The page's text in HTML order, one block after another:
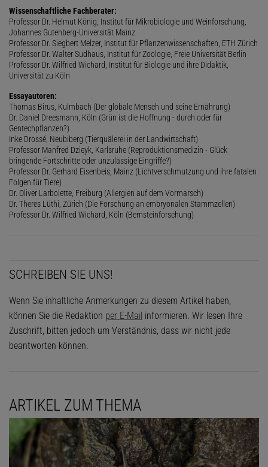
Wissenschaftliche Fachberater:
Professor Dr. Helmut König, Institut für Mikrobiologie und Weinforschung,
Johannes Gutenberg-Universität Mainz
Professor Dr. Siegbert Melzer, Institut für Pflanzenwissenschaften, ETH Zürich
Professor Dr. Walter Sudhaus, Institut für Zoologie, Freie Universität Berlin
Professor Dr. Wilfried Wichard, Institut für Biologie und ihre Didaktik,
Universität zu Köln
Essayautoren:
Thomas Birus, Kulmbach (Der globale Mensch und seine Ernährung)
Dr. Daniel Dreesmann, Köln (Grün ist die Hoffnung - durch oder für
Gentechpflanzen?)
Inke Drossé, Neubiberg (Tierquälerei in der Landwirtschaft)
Professor Manfred Dzieyk, Karlsruhe (Reproduktionsmedizin - Glück
bringende Fortschritte oder unzulässige Eingriffe?)
Professor Dr. Gerhard Eisenbeis, Mainz (Lichtverschmutzung und ihre fatalen
Folgen für Tiere)
Dr. Oliver Larbolette, Freiburg (Allergien auf dem Vormarsch)
Dr. Theres Lüthi, Zürich (Die Forschung an embryonalen Stammzellen)
Professor Dr. Wilfried Wichard, Köln (Bernsteinforschung)
SCHREIBEN SIE UNS!
Wenn Sie inhaltliche Anmerkungen zu diesem Artikel haben,
können Sie die Redaktion per E-Mail informieren. Wir lesen Ihre
Zuschrift, bitten jedoch um Verständnis, dass wir nicht jede
beantworten können.
ARTIKEL ZUM THEMA